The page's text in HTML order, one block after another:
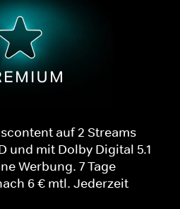
auf 2 Streams
und mit Dolby Digital 5.1
Werbung. 7 Tage
6 € mtl. Jederzeit